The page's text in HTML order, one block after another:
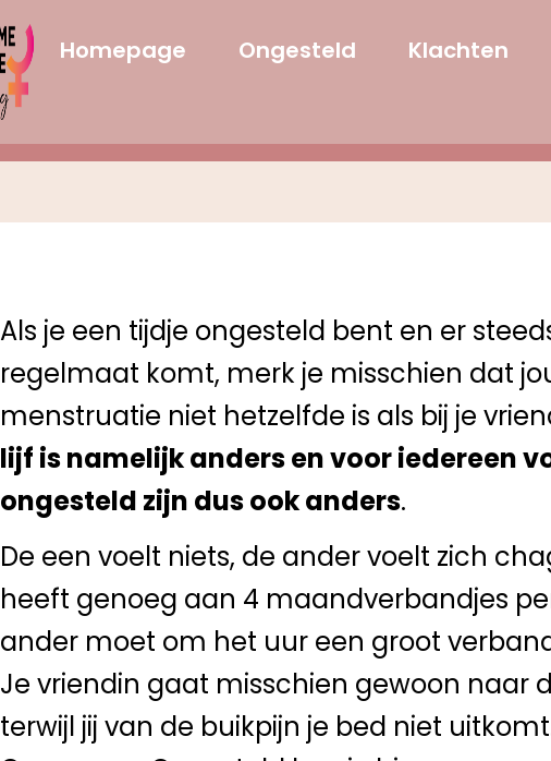
Homepage Ongesteld Klachten
Als je een tijdje ongesteld bent en er
regelmaat komt, merk je misschien dat
menstruatie niet hetzelfde is als bij je
lijf is namelijk anders en voor iedereen
ongesteld zijn dus ook anders.
De een voelt niets, de ander voelt zich
heeft genoeg aan 4 maandverbandjes
ander moet om het uur een groot
Je vriendin gaat misschien gewoon naar
terwijl jij van de buikpijn je bed niet